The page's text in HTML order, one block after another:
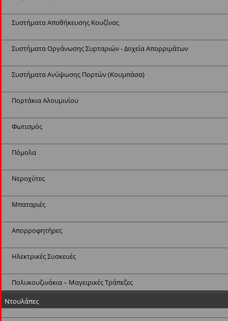
Συστήματα Αποθήκευσης Κουζίνας
Συστήματα Οργάνωσης Συρταριών - Δοχεία Απορριμάτων
Συστήματα Ανύψωσης Πορτών (Κουμπάσα)
Πορτάκια Αλουμινίου
Φωτισμός
Πόμολα
Νεροχύτες
Μπαταριές
Απορροφητήρες
Ηλεκτρικές Συσκευές
Πολυκουζινάκια – Μαγειρικές Τράπεζες
Ντουλάπες